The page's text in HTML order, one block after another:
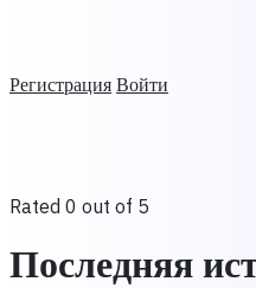
Регистрация Войти
Rated 0 out of 5
Последняя